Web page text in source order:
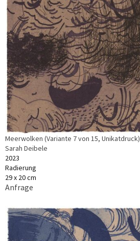
Meerwolken (Variante 7 von 15, Unikatdruck)
Sarah Deibele
2023
Radierung
29 x 20 cm
Anfrage